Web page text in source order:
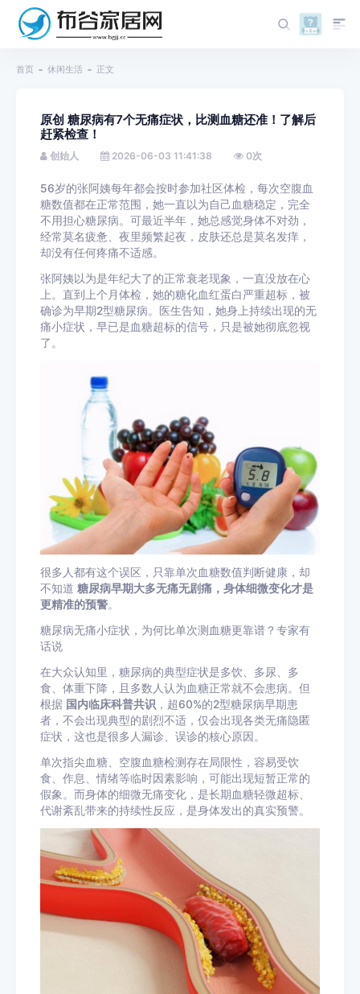
首页 休闲生活 正文
原创 糖尿病有7个无痛症状，比测血糖还准！了解后
赶紧检查！
创始人 2026-06-03 11:41:38 0次
56岁的张阿姨每年都会按时参加社区体检，每次空腹血
糖数值都在正常范围，她一直以为自己血糖稳定，完全
不用担心糖尿病。可最近半年，她总感觉身体不对劲，
经常莫名疲惫、夜里频繁起夜，皮肤还总是莫名发痒，
却没有任何疼痛不适感。
张阿姨以为是年纪大了的正常衰老现象，一直没放在心
上。直到上个月体检，她的糖化血红蛋白严重超标，被
确诊为早期2型糖尿病。医生告知，她身上持续出现的无
痛小症状，早已是血糖超标的信号，只是被她彻底忽视
了。
很多人都有这个误区，只靠单次血糖数值判断健康，却
不知道 糖尿病早期大多无痛无剧痛，身体细微变化才是
更精准的预警。
糖尿病无痛小症状，为何比单次测血糖更靠谱？专家有
话说
在大众认知里，糖尿病的典型症状是多饮、多尿、多
食、体重下降，且多数人认为血糖正常就不会患病。但
根据 国内临床科普共识 ，超60%的2型糖尿病早期患
者，不会出现典型的剧烈不适，仅会出现各类无痛隐匿
症状，这也是很多人漏诊、误诊的核心原因。
单次指尖血糖、空腹血糖检测存在局限性，容易受饮
食、作息、情绪等临时因素影响，可能出现短暂正常的
假象。而身体的细微无痛变化，是长期血糖轻微超标、
代谢紊乱带来的持续性反应，是身体发出的真实预警。